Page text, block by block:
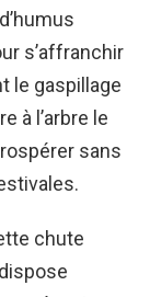
s’affranchir
le gaspillage
à l’arbre le
sans
chute